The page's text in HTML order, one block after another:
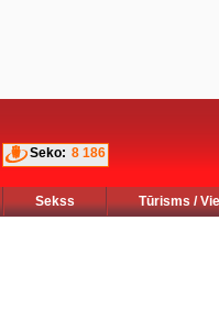
Seko: 8 186
Sekss Tūrisms /